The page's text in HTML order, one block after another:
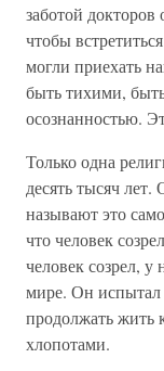
заботой докторов
чтобы
могли приехать
быть тихими,
осознанностью.
Только одна
десять тысяч
называют это
что человек
человек созрел,
мире. Он испытал
продолжать жить
хлопотами.